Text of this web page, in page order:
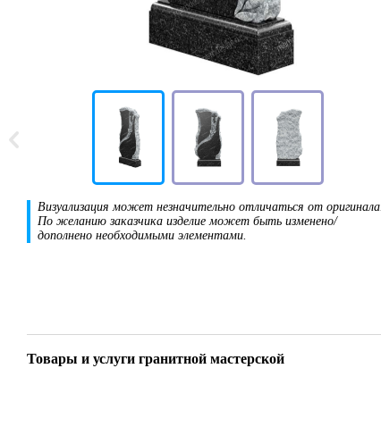
Визуализация может незначительно отличаться от оригинала.
По желанию заказчика изделие может быть изменено/
дополнено необходимыми элементами.
Товары и услуги гранитной мастерской